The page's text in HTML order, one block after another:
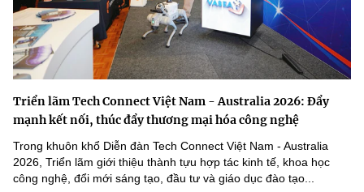
Triển lãm Tech Connect Việt Nam - Australia 2026: Đẩy
mạnh kết nối, thúc đẩy thương mại hóa công nghệ
Trong khuôn khổ Diễn đàn Tech Connect Việt Nam - Australia
2026, Triển lãm giới thiệu thành tựu hợp tác kinh tế, khoa học
công nghệ, đổi mới sáng tạo, đầu tư và giáo dục đào tạo...